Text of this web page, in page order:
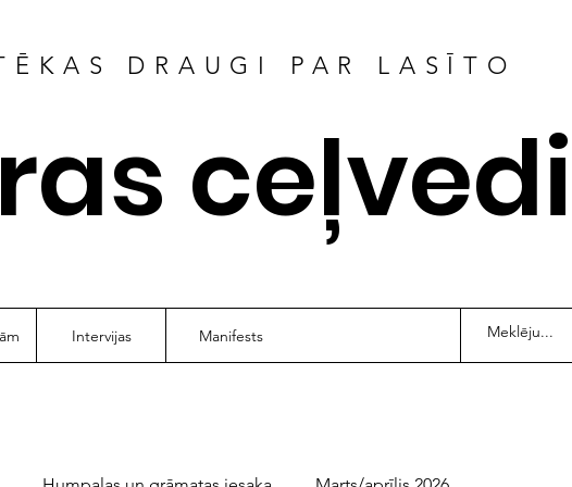
DRAUGI PAR LASĪTO
Intervijas Manifests